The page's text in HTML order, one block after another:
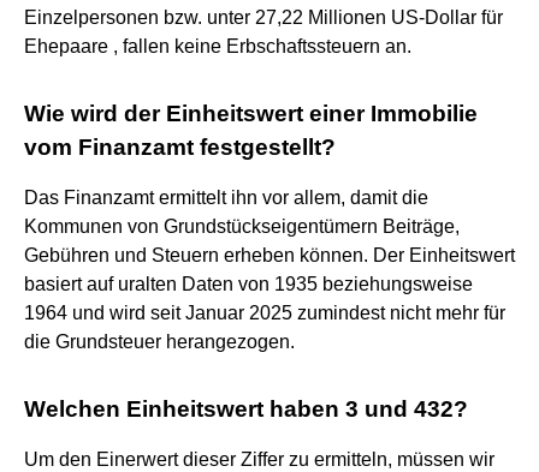
Einzelpersonen bzw. unter 27,22 Millionen US-Dollar für
Ehepaare , fallen keine Erbschaftssteuern an.
Wie wird der Einheitswert einer Immobilie
vom Finanzamt festgestellt?
Das Finanzamt ermittelt ihn vor allem, damit die
Kommunen von Grundstückseigentümern Beiträge,
Gebühren und Steuern erheben können. Der Einheitswert
basiert auf uralten Daten von 1935 beziehungsweise
1964 und wird seit Januar 2025 zumindest nicht mehr für
die Grundsteuer herangezogen.
Welchen Einheitswert haben 3 und 432?
Um den Einerwert dieser Ziffer zu ermitteln, müssen wir